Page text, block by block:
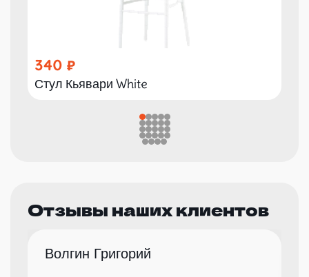
340
Стул Кьявари White
Отзывы наших клиентов
Волгин Григорий